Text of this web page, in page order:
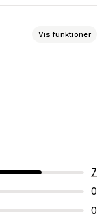
Vis funktioner
7
0
0